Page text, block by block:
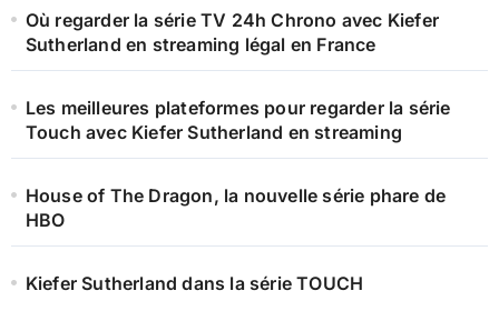
Où regarder la série TV 24h Chrono avec Kiefer
Sutherland en streaming légal en France
Les meilleures plateformes pour regarder la série
Touch avec Kiefer Sutherland en streaming
House of The Dragon, la nouvelle série phare de
HBO
Kiefer Sutherland dans la série TOUCH